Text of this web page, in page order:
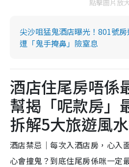
點擊圖片放
尖沙咀猛鬼酒店曝光！801號
遭「鬼手掩鼻」險窒息
酒店住尾房唔係
幫揭「呢款房」
拆解5大旅遊風
酒店禁忌｜每次入酒店房，心入
心會撞鬼？到底住尾房係咪一定